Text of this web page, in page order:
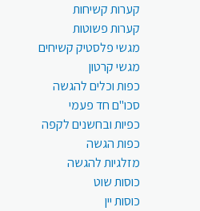
קערות קשיחות
קערות פשוטות
מגשי פלסטיק קשיחים
מגשי קרטון
כפות וכלים להגשה
סכו"ם חד פעמי
כפיות ובחשנים לקפה
כפות הגשה
מזלגיות להגשה
כוסות שוט
כוסות יין